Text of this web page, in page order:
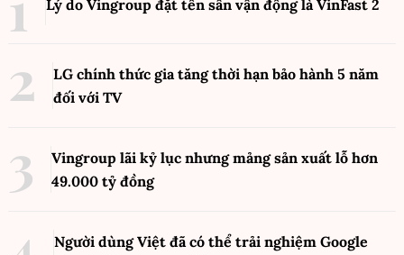
Lý do Vingroup đặt tên sân vận động là VinFast 2
LG chính thức gia tăng thời hạn bảo hành 5 năm
đối với TV
Vingroup lãi kỷ lục nhưng mảng sản xuất lỗ hơn
49.000 tỷ đồng
Người dùng Việt đã có thể trải nghiệm Google